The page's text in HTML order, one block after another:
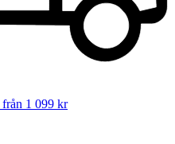
från 1 099 kr